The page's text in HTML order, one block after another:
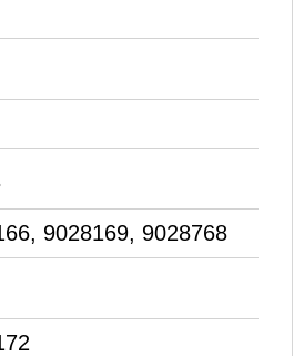
9028169, 9028768